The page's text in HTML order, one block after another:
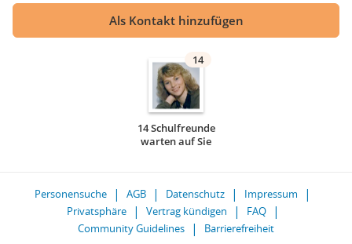
Als Kontakt hinzufügen
14
14 Schulfreunde
warten auf Sie
Personensuche AGB Datenschutz
Impressum
Privatsphäre
Vertrag kündigen
FAQ
Community Guidelines
Barrierefreiheit